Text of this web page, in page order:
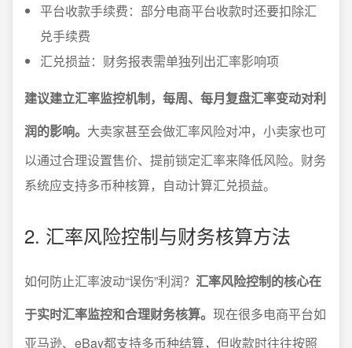
平台收款手续费：部分电商平台收款时还要扣除汇
兑手续费
汇兑损益：财务报表需单独列出汇率影响项
建议建立汇率监控机制，每周、每月复盘汇率变动对利
润的影响。 大卖家甚至会做汇率风险对冲，小卖家也可
以通过合理设置售价、提前锁定汇率来降低风险。财务
系统应支持多币种核算，自动计算汇兑损益。
2. 汇率风险控制与财务核算方法
如何防止汇率波动“误伤”利润？ 汇率风险控制的核心在
于实时汇率监控和合理财务核算。 现在很多电商平台如
亚马逊、eBay都支持多币种结算，但收款时往往按照